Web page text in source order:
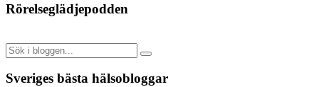
Rörelseglädjepodden
Sveriges bästa hälsobloggar